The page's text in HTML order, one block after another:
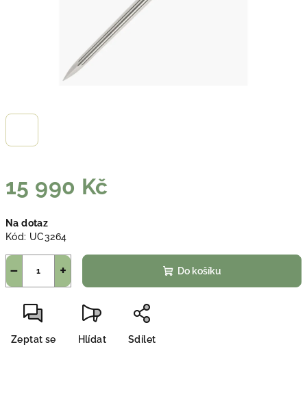
15 990 Kč
cena:
Na dotaz
Kód: UC3264
+
− Do košíku
Zeptat se Hlídat Sdílet